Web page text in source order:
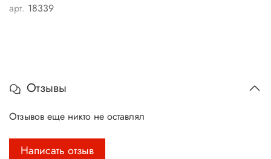
арт. 18339
Отзывы
Отзывов еще никто не оставлял
Написать отзыв